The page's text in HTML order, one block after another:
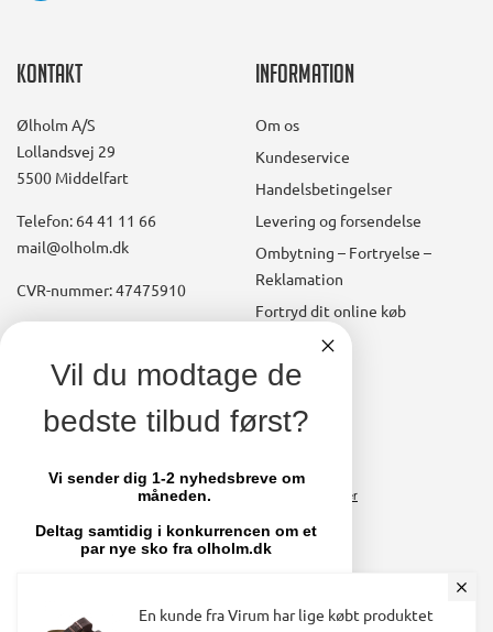
Kontakt
Ølholm A/S
Lollandsvej 29
5500 Middelfart
Telefon: 64 41 11 66
mail@olholm.dk
CVR-nummer: 47475910
Information
Om os
Kundeservice
Handelsbetingelser
Levering og forsendelse
Ombytning – Fortryelse –
Reklamation
Fortryd dit online køb
Konto
Brugerkonto, startside
Fakturaer
Skift adgangskode
square
facebook
En kunde fra Virum har lige købt produktet
Vil du modtage de
bedste tilbud først?
Vi sender dig 1-2 nyhedsbreve om
måneden.
Deltag samtidig i konkurrencen om et
par nye sko fra olholm.dk